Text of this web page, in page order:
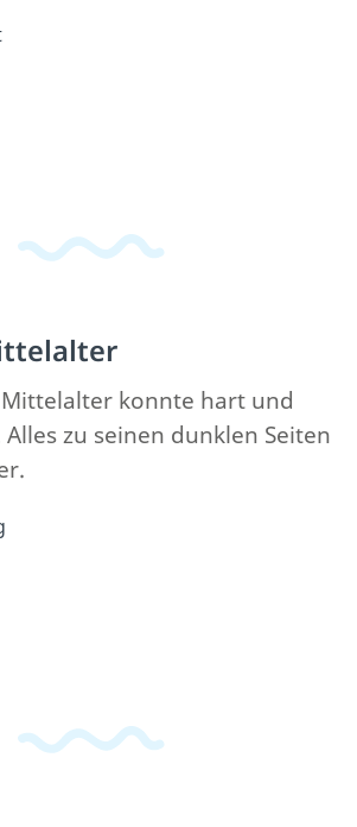
konnte hart und
zu seinen dunklen Seiten